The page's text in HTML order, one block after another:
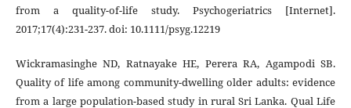
from a quality-of-life study. Psychogeriatrics [Internet].
2017;17(4):231-237. doi: 10.1111/psyg.12219
Wickramasinghe ND, Ratnayake HE, Perera RA, Agampodi SB.
Quality of life among community-dwelling older adults: evidence
from a large population-based study in rural Sri Lanka. Qual Life